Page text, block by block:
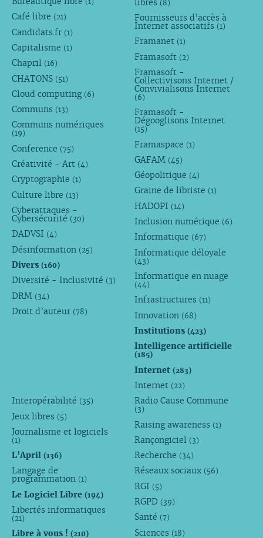
Café libre (21)
Candidats.fr (1)
Capitalisme (1)
Chapril (16)
CHATONS (51)
Cloud computing (6)
Communs (13)
Communs numériques
(19)
Conference (75)
Créativité - Art (4)
Cryptographie (1)
Culture libre (13)
Cyberattaques -
Cybersécurité (30)
DADVSI (4)
Désinformation (25)
Divers (160)
Diversité - Inclusivité (3)
DRM (34)
Droit d’auteur (78)
libres (8)
Fournisseurs d’accès à
Internet associatifs (1)
Framanet (1)
Framasoft (2)
Framasoft -
Collectivisons Internet /
Convivialisons Internet
(6)
Framasoft -
Dégooglisons Internet
(15)
Framaspace (1)
GAFAM (45)
Géopolitique (4)
Graine de libriste (1)
HADOPI (14)
Inclusion numérique (6)
Informatique (67)
Informatique déloyale
(43)
Informatique en nuage
(44)
Infrastructures (11)
Innovation (68)
Institutions(423)
Intelligence artificielle
(185)
Internet(283)
Internet (22)
Interopérabilité (35)
Jeux libres (5)
Journalisme et logiciels
(1)
L’April (136)
Langage de
programmation (1)
Le Logiciel Libre (194)
Libertés informatiques
(21)
Libre à vous ! (210)
Radio Cause Commune
(3)
Raising awareness (1)
Rançongiciel (3)
Recherche (34)
Réseaux sociaux (56)
RGI (5)
RGPD (39)
Santé (7)
Sciences (18)